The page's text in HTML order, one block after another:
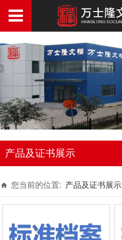
产品及证书展示
您当前的位置: 产品及证书展示